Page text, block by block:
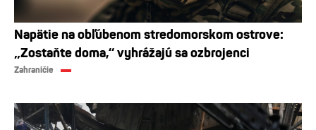
Napätie na obľúbenom stredomorskom ostrove:
„Zostaňte doma,“ vyhrážajú sa ozbrojenci
Zahraničie